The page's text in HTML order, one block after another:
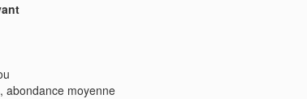
abondance moyenne